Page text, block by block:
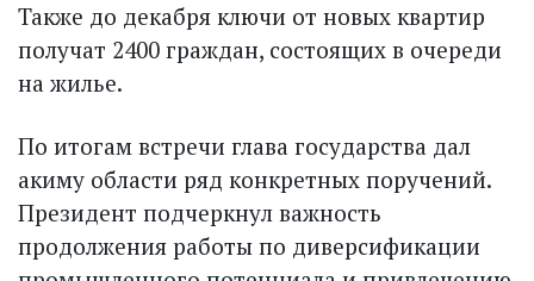
Также до декабря ключи от новых квартир
получат 2400 граждан, состоящих в очереди
на жилье.
По итогам встречи глава государства дал
акиму области ряд конкретных поручений.
Президент подчеркнул важность
продолжения работы по диверсификации